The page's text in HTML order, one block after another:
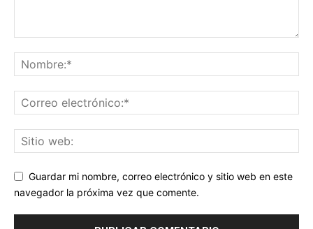
Guardar mi nombre, correo electrónico y sitio web en este
navegador la próxima vez que comente.